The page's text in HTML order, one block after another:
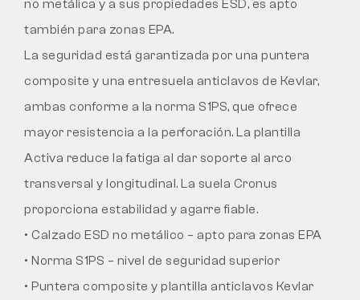
no metálica y a sus propiedades ESD, es apto
también para zonas EPA.
La seguridad está garantizada por una puntera
composite y una entresuela anticlavos de Kevlar,
ambas conforme a la norma S1PS, que ofrece
mayor resistencia a la perforación. La plantilla
Activa reduce la fatiga al dar soporte al arco
transversal y longitudinal. La suela Cronus
proporciona estabilidad y agarre fiable.
• Calzado ESD no metálico – apto para zonas EPA
• Norma S1PS – nivel de seguridad superior
• Puntera composite y plantilla anticlavos Kevlar